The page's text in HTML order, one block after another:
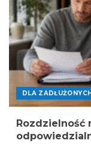
DLA ZADŁUŻONYCH
Rozdzielność